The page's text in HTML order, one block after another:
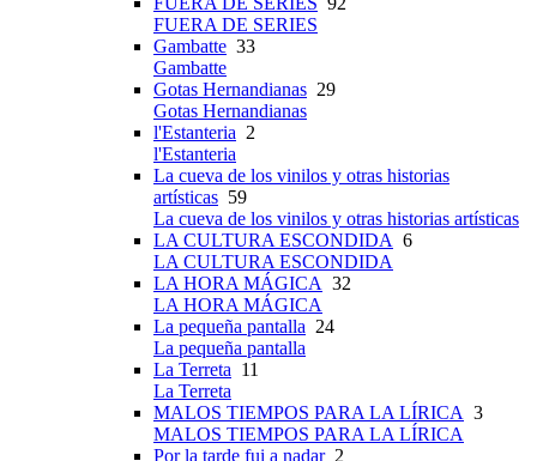
FUERA DE SERIES
Gambatte 33
Gambatte
Gotas Hernandianas 29
Gotas Hernandianas
l'Estanteria 2
l'Estanteria
La cueva de los vinilos y otras historias
artísticas 59
La cueva de los vinilos y otras historias artísticas
LA CULTURA ESCONDIDA 6
LA CULTURA ESCONDIDA
LA HORA MÁGICA 32
LA HORA MÁGICA
La pequeña pantalla 24
La pequeña pantalla
La Terreta 11
La Terreta
MALOS TIEMPOS PARA LA LÍRICA 3
MALOS TIEMPOS PARA LA LÍRICA
Por la tarde fui a nadar2